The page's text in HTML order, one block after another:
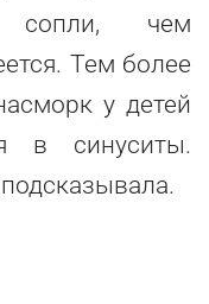
сопли, чем
Тем более
у детей
в синуситы.